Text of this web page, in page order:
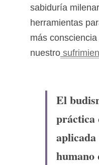
sabiduría
herramientas
más
nuestro
El
práctica
humano